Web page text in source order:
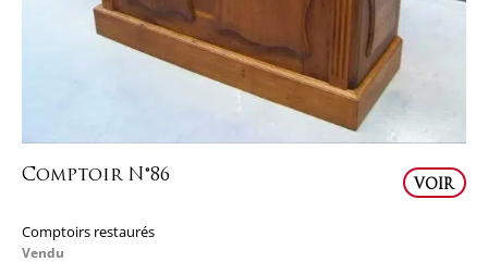
Comptoir N°86
VOIR
Comptoirs restaurés
Vendu